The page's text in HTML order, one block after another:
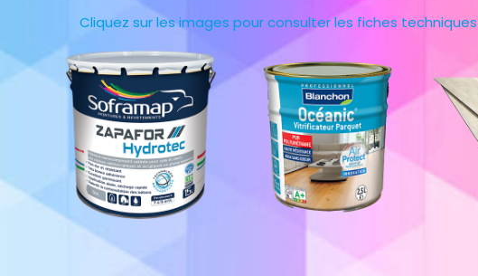
Cliquez sur les images pour consulter les fiches